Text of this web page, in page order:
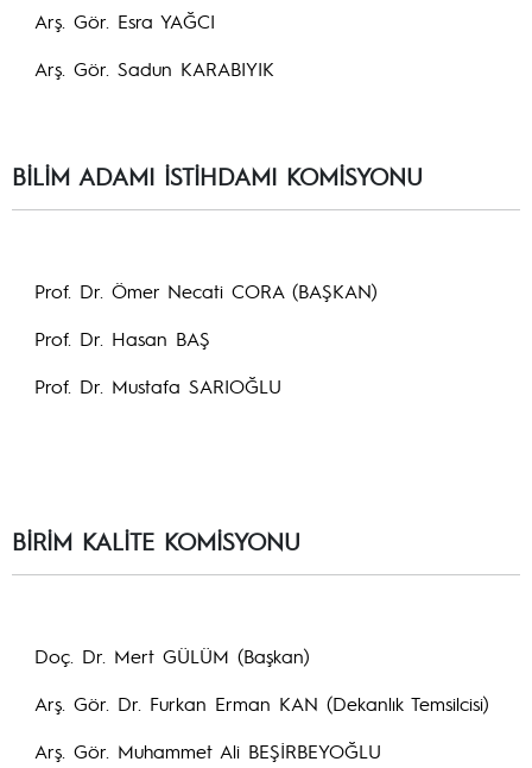
Arş. Gör. Esra YAĞCI
Arş. Gör. Sadun KARABIYIK
BİLİM ADAMI İSTİHDAMI KOMİSYONU
Prof. Dr. Ömer Necati CORA (BAŞKAN)
Prof. Dr. Hasan BAŞ
Prof. Dr. Mustafa SARIOĞLU
BİRİM KALİTE KOMİSYONU
Doç. Dr. Mert GÜLÜM (Başkan)
Arş. Gör. Dr. Furkan Erman KAN (Dekanlık Temsilcisi)
Arş. Gör. Muhammet Ali BEŞİRBEYOĞLU